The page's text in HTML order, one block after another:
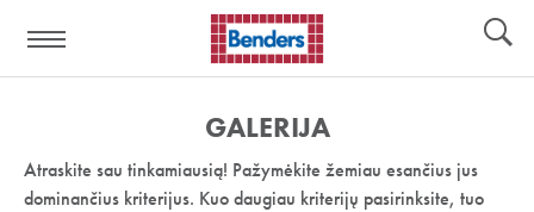
nuoroda:
GALERIJA
Atraskite sau tinkamiausią! Pažymėkite žemiau esančius jus
dominančius kriterijus. Kuo daugiau kriterijų pasirinksite, tuo